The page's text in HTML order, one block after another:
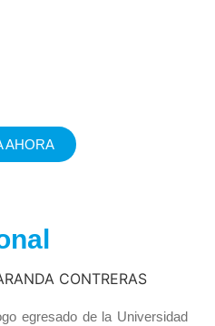
AHORA
egresado de la Universidad